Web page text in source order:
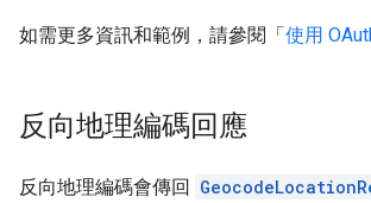
如需更多資訊和範例，請參閱「使用
反向地理編碼回應
反向地理編碼會傳回